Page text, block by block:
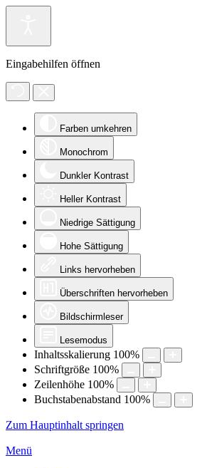
Eingabehilfen öffnen
Farben umkehren
Monochrom
Dunkler Kontrast
Heller Kontrast
Niedrige Sättigung
Hohe Sättigung
Links hervorheben
Überschriften hervorheben
Bildschirmleser
Lesemodus
Inhaltsskalierung 100%
Schriftgröße 100%
Zeilenhöhe 100%
Buchstabenabstand 100%
Zum Hauptinhalt springen
Menü